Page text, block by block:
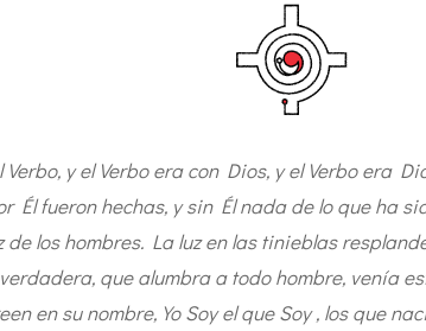
y el Verbo era con Dios, y el Verbo era
Él fueron hechas, y sin Él nada de lo que ha
de los hombres. La luz en las tinieblas
que alumbra a todo hombre, venía
en su nombre, Yo Soy el que Soy , los que